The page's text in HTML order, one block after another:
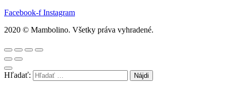
Facebook-f Instagram
2020 © Mambolino. Všetky práva vyhradené.
Hľadať: